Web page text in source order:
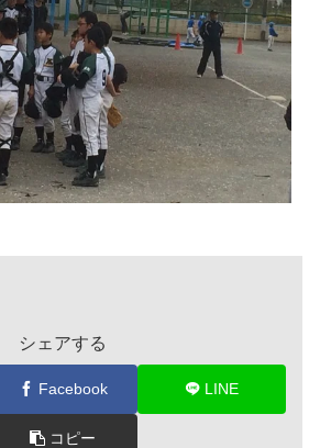
シェアする
Facebook LINE
コピー